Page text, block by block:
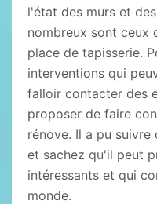
l'état des murs et
nombreux sont ceux
place de tapisserie.
interventions qui
falloir contacter des
proposer de faire
rénove. Il a pu
et sachez qu'il peut
intéressants et qui
monde.